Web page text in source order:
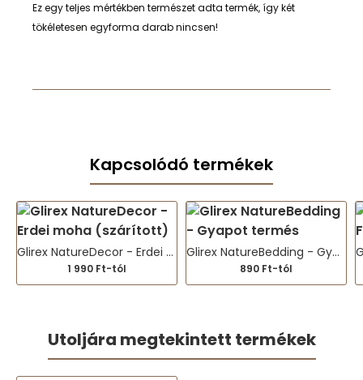
Ez egy teljes mértékben természet adta termék, így két
tökéletesen egyforma darab nincsen!
Kapcsolódó termékek
Glirex NatureDecor - Erdei moha (szárított)
1 990 Ft-tól
Glirex NatureBedding - Gyapot termés
890 Ft-tól
Utoljára megtekintett termékek